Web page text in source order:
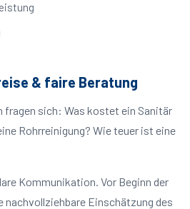
& faire Beratung
fragen sich: Was kostet ein Sanitär
Rohrreinigung? Wie teuer ist eine
Kommunikation. Vor Beginn der
nachvollziehbare Einschätzung des